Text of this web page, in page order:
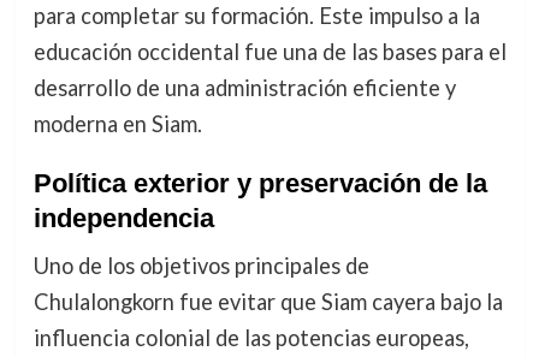
para completar su formación. Este impulso a la
educación occidental fue una de las bases para el
desarrollo de una administración eficiente y
moderna en Siam.
Política exterior y preservación de la
independencia
Uno de los objetivos principales de
Chulalongkorn fue evitar que Siam cayera bajo la
influencia colonial de las potencias europeas,